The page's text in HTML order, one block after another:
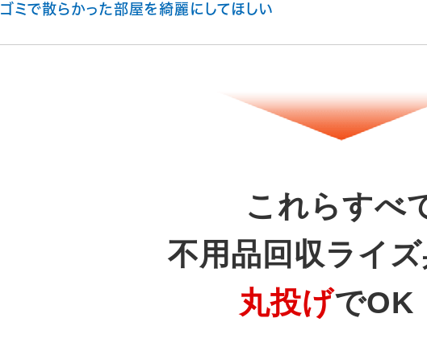
ゴミで散らかった部屋を綺麗にしてほしい
これらすべ
不用品回収ライ
丸投げでOK